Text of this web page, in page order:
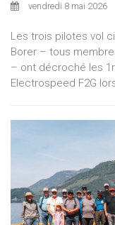
vendredi 8 mai 2026
Les trois pilotes vol
Borer – tous
– ont décroché les
Electrospeed F2G